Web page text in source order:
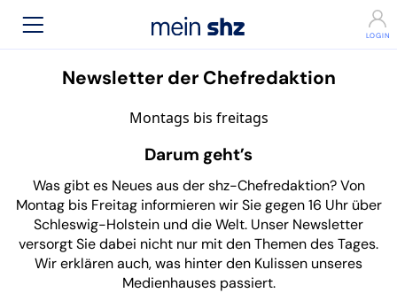
Newsletter der Chefredaktion
Montags bis freitags
Darum geht’s
Was gibt es Neues aus der shz-Chefredaktion? Von
Montag bis Freitag informieren wir Sie gegen 16 Uhr über
Schleswig-Holstein und die Welt. Unser Newsletter
versorgt Sie dabei nicht nur mit den Themen des Tages.
Wir erklären auch, was hinter den Kulissen unseres
Medienhauses passiert.